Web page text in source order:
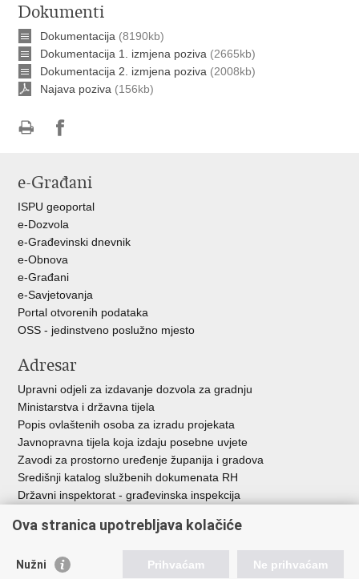
Dokumenti
Dokumentacija (8190kb)
Dokumentacija 1. izmjena poziva (2665kb)
Dokumentacija 2. izmjena poziva (2008kb)
Najava poziva (156kb)
FacebookuTwitteru
e-Građani
ISPU geoportal
e-Dozvola
e-Građevinski dnevnik
e-Obnova
e-Građani
e-Savjetovanja
Portal otvorenih podataka
OSS - jedinstveno poslužno mjesto
Adresar
Upravni odjeli za izdavanje dozvola za gradnju
Ministarstva i državna tijela
Popis ovlaštenih osoba za izradu projekata
Javnopravna tijela koja izdaju posebne uvjete
Zavodi za prostorno uređenje županija i gradova
Središnji katalog službenih dokumenata RH
Državni inspektorat - građevinska inspekcija
Vlada Republike Hrvatske
Ova stranica upotrebljava kolačiće
Nužni Prihvaćam Ne prihvaćam